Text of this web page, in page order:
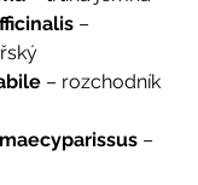
–
– rozchodník
–